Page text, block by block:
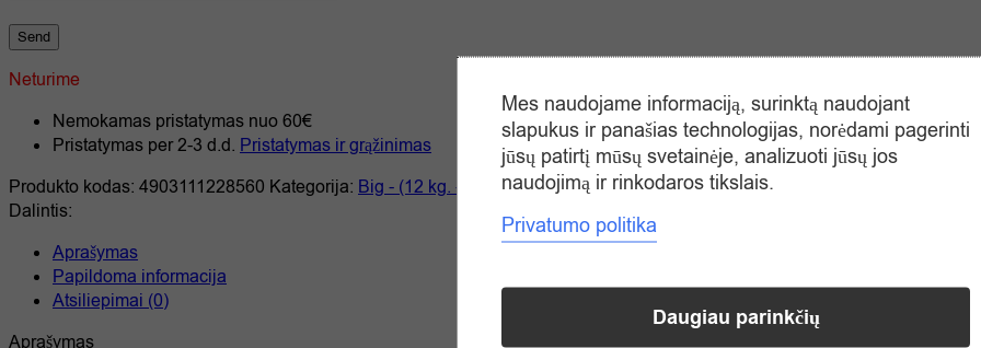
Neturime
Nemokamas pristatymas nuo 60€
Pristatymas per 2-3 d.d. Pristatymas ir grąžinimas
Produkto kodas: 4903111228560 Kategorija: Big - (12 kg. - 17 - 22 kg.)
Dalintis:
Aprašymas
Papildoma informacija
Atsiliepimai (0)
Aprašymas
Mes naudojame informaciją, surinktą naudojant
slapukus ir panašias technologijas, norėdami pagerinti
jūsų patirtį mūsų svetainėje, analizuoti jūsų jos
naudojimą ir rinkodaros tikslais.
Privatumo politika
Daugiau parinkčių